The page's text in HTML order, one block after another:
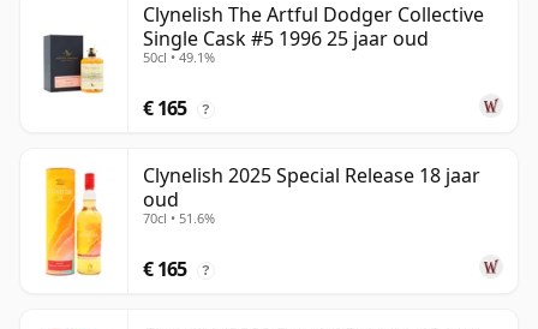
Clynelish The Artful Dodger Collective
Single Cask #5 1996 25 jaar oud
50cl • 49.1%
€ 165 ?
Clynelish 2025 Special Release 18 jaar
oud
70cl • 51.6%
€ 165 ?